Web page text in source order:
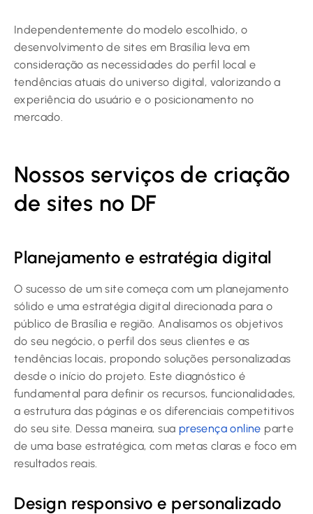
Independentemente do modelo escolhido, o
desenvolvimento de sites em Brasília leva em
consideração as necessidades do perfil local e
tendências atuais do universo digital, valorizando a
experiência do usuário e o posicionamento no
mercado.
Nossos serviços de criação
de sites no DF
Planejamento e estratégia digital
O sucesso de um site começa com um planejamento
sólido e uma estratégia digital direcionada para o
público de Brasília e região. Analisamos os objetivos
do seu negócio, o perfil dos seus clientes e as
tendências locais, propondo soluções personalizadas
desde o início do projeto. Este diagnóstico é
fundamental para definir os recursos, funcionalidades,
a estrutura das páginas e os diferenciais competitivos
do seu site. Dessa maneira, sua presença online parte
de uma base estratégica, com metas claras e foco em
resultados reais.
Design responsivo e personalizado